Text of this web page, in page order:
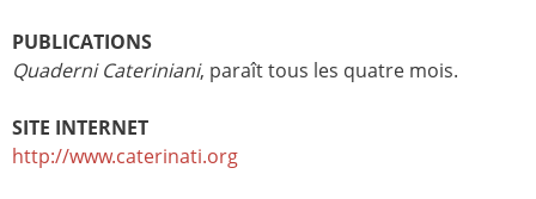
PUBLICATIONS
Quaderni Cateriniani, paraît tous les quatre mois.
SITE INTERNET
http://www.caterinati.org